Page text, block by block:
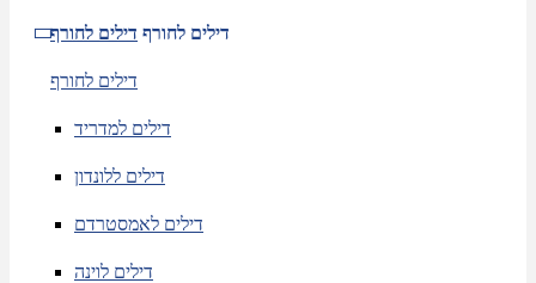
דילים לחורף דילים לחורף
דילים לחורף
דילים למדריד
דילים ללונדון
דילים לאמסטרדם
דילים לוינה